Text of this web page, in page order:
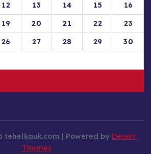
12 13 14 15
16
19 20 21 22
23
26 27 28 29
30
tehelkauk.com | Powered by Desert
Themes